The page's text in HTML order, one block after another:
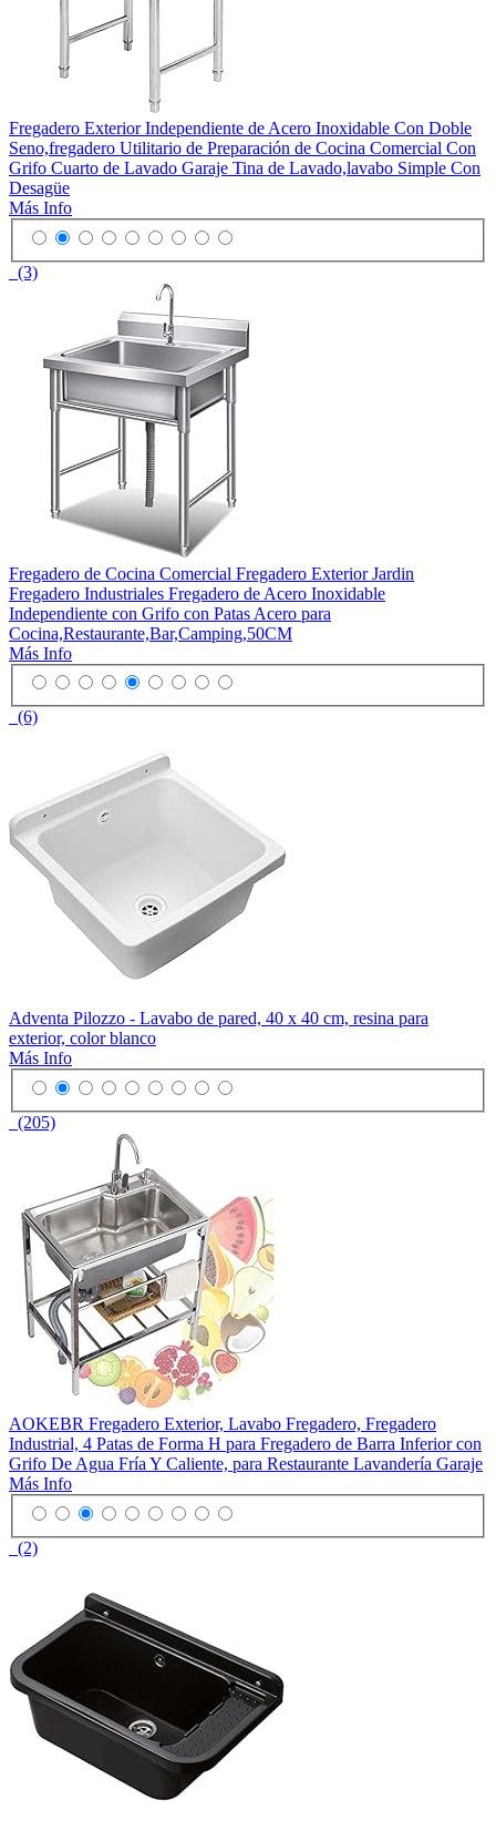
Fregadero Exterior Independiente de Acero Inoxidable Con Doble
Seno,fregadero Utilitario de Preparación de Cocina Comercial Con
Grifo Cuarto de Lavado Garaje Tina de Lavado,lavabo Simple Con
Desagüe
Más Info
(3)
Fregadero de Cocina Comercial Fregadero Exterior Jardin
Fregadero Industriales Fregadero de Acero Inoxidable
Independiente con Grifo con Patas Acero para
Cocina,Restaurante,Bar,Camping,50CM
Más Info
(6)
Adventa Pilozzo - Lavabo de pared, 40 x 40 cm, resina para
exterior, color blanco
Más Info
(205)
AOKEBR Fregadero Exterior, Lavabo Fregadero, Fregadero
Industrial, 4 Patas de Forma H para Fregadero de Barra Inferior con
Grifo De Agua Fría Y Caliente, para Restaurante Lavandería Garaje
Más Info
(2)